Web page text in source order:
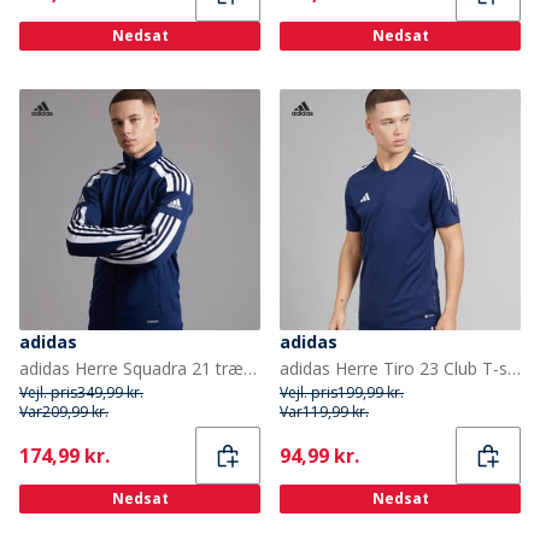
Nedsat Nedsat
adidas
adidas Herre Squadra 21 træningsjakke Navy/Hvid
Vejl. pris349,99 kr.
Var209,99 kr.
Current
174,99 kr.
Nedsat
adidas
adidas Herre Tiro 23 Club T-shirt Team Navy Blue 2/Hvid
Vejl. pris199,99 kr.
Var119,99 kr.
Current
94,99 kr.
Nedsat